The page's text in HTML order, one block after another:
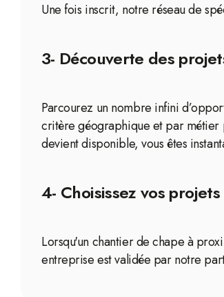
Une fois inscrit, notre réseau de
3- Découverte des
Parcourez un nombre infini
critère géographique et par métier
devient disponible, vous êtes
4- Choisissez vos
Lorsqu'un chantier de chape à
entreprise est validée par notre